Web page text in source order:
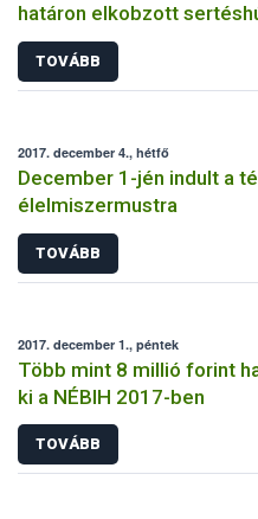
határon elkobzott
TOVÁBB
2017. december 4., hétfő
December 1-jén indult a
élelmiszermustra
TOVÁBB
2017. december 1., péntek
Több mint 8 millió forint
ki a NÉBIH 2017-ben
TOVÁBB